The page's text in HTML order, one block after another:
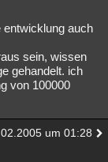
entwicklung auch
sein, wissen
gehandelt. ich
von 100000
um 01:28